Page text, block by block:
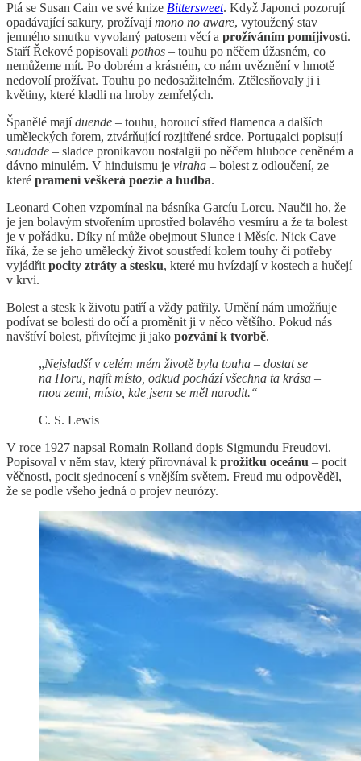
Ptá se Susan Cain ve své knize Bittersweet. Když Japonci pozorují
opadávající sakury, prožívajímono no aware, vytoužený stav
jemného smutku vyvolaný patosem věcí a prožíváním pomíjivosti.
Staří Řekové popisovali pothos – touhu po něčem úžasném, co
nemůžeme mít. Po dobrém a krásném, co nám uvěznění v hmotě
nedovolí prožívat. Touhu po nedosažitelném. Ztělesňovaly ji i
květiny, které kladli na hroby zemřelých.
Španělé majíduende – touhu, horoucí střed flamenca a dalších
uměleckých forem, ztvárňující rozjitřené srdce. Portugalci popisují
saudade – sladce pronikavou nostalgii po něčem hluboce ceněném a
dávno minulém. V hinduismu je viraha – bolest z odloučení, ze
které pramení veškerá poezie a hudba.
Leonard Cohen vzpomínal na básníka Garcíu Lorcu. Naučil ho, že
je jen bolavým stvořením uprostřed bolavého vesmíru a že ta bolest
je v pořádku. Díky ní může obejmout Slunce i Měsíc. Nick Cave
říká, že se jeho umělecký život soustředí kolem touhy či potřeby
vyjádřit pocity ztráty a stesku, které mu hvízdají v kostech a hučejí
v krvi.
Bolest a stesk k životu patří a vždy patřily. Umění nám umožňuje
podívat se bolesti do očí a proměnit ji v něco většího. Pokud nás
navštíví bolest, přivítejme ji jako pozvání k tvorbě.
„Nejsladší v celém mém životě byla touha – dostat se
na Horu, najít místo, odkud pochází všechna ta krása –
mou zemi, místo, kde jsem se měl narodit.“
C. S. Lewis
V roce 1927 napsal Romain Rolland dopis Sigmundu Freudovi.
Popisoval v něm stav, který přirovnával k prožitku oceánu – pocit
věčnosti, pocit sjednocení s vnějším světem. Freud mu odpověděl,
že se podle všeho jedná o projev neurózy.